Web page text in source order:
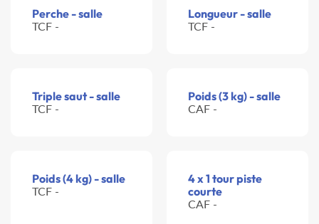
Perche - salle
TCF -
Longueur - salle
TCF -
Triple saut - salle
TCF -
Poids (3 kg) - salle
CAF -
Poids (4 kg) - salle
TCF -
4 x 1 tour piste
courte
CAF -